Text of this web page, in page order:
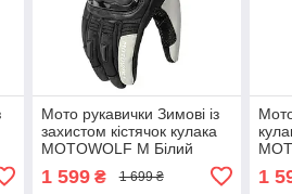
Мото рукавички Зимові із
захистом кістячок кулака
MOTOWOLF M Білий
1 599₴ 1 699 ₴ 1